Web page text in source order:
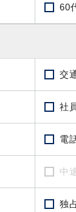
60
交
社
電
中
独